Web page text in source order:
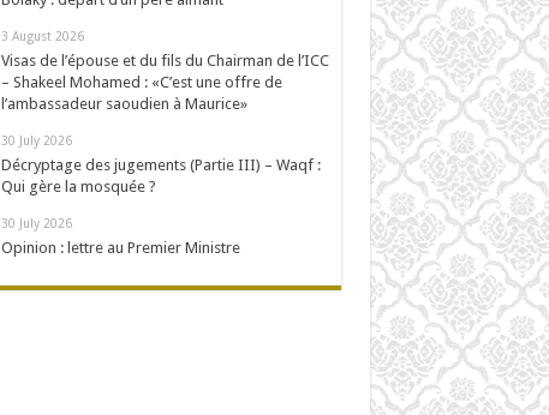
3 August 2026
Visas de l’épouse et du fils du Chairman de l’ICC
– Shakeel Mohamed : «C’est une offre de
l’ambassadeur saoudien à Maurice»
30 July 2026
Décryptage des jugements (Partie III) – Waqf :
Qui gère la mosquée ?
30 July 2026
Opinion : lettre au Premier Ministre